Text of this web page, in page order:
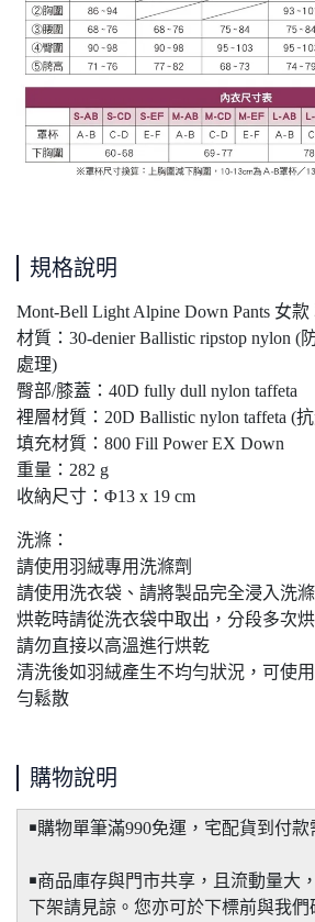
規格說明
Mont-Bell Light Alpine Down Pants 女款
材質：30-denier Ballistic ripstop nylon (
處理)
臀部/膝蓋：40D fully dull nylon taffeta
裡層材質：20D Ballistic nylon taffeta (
填充材質：800 Fill Power EX Down
重量：282 g
收納尺寸：Φ13 x 19 cm
洗滌：
請使用羽絨專用洗滌劑
請使用洗衣袋、請將製品完全浸入洗
烘乾時請從洗衣袋中取出，分段多次
請勿直接以高溫進行烘乾
清洗後如羽絨產生不均勻狀況，可使
勻鬆散
購物說明
￭購物單筆滿990免運，宅配貨到付款
￭商品庫存與門市共享，且流動量大
下架請見諒。您亦可於下標前與我